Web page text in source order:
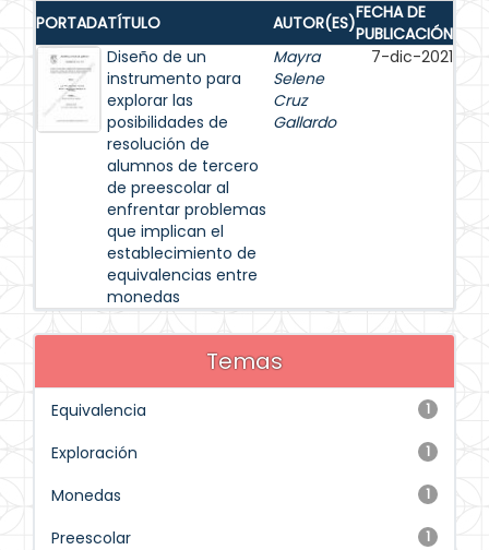
PORTADATÍTULO AUTOR(ES)FECHA DE
PUBLICACIÓN
Diseño de un
instrumento para
explorar las
posibilidades de
resolución de
alumnos de tercero
de preescolar al
enfrentar problemas
que implican el
establecimiento de
equivalencias entre
monedas
Mayra
Selene
Cruz
Gallardo
7-dic-2021
Temas
1
Equivalencia
1
Exploración
1
Monedas
1
Preescolar